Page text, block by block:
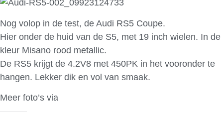
Nog volop in de test, de Audi RS5 Coupe.
Hier onder de huid van de S5, met 19 inch wielen. In de
kleur Misano rood metallic.
De RS5 krijgt de 4.2V8 met 450PK in het vooronder te
hangen. Lekker dik en vol van smaak.
Meer foto’s via